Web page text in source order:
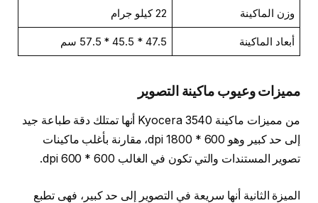
وزن الماكينة 22 كيلو جرام
أبعاد الماكينة 47.5 * 45.5 * 57.5 سم
مميزات وعيوب ماكينة التصوير
من مميزات ماكينة Kyocera 3540 أنها تمتلك دقة طباعة جيد
إلى حد كبير وهو 600 * 1800 dpi، مقارنة بأغلب ماكينات
تصوير المستندات والتي تكون في الغالب 600 * 600 dpi.
الميزة الثانية أنها سريعة في التصوير إلى حد كبير، فهى تطبع